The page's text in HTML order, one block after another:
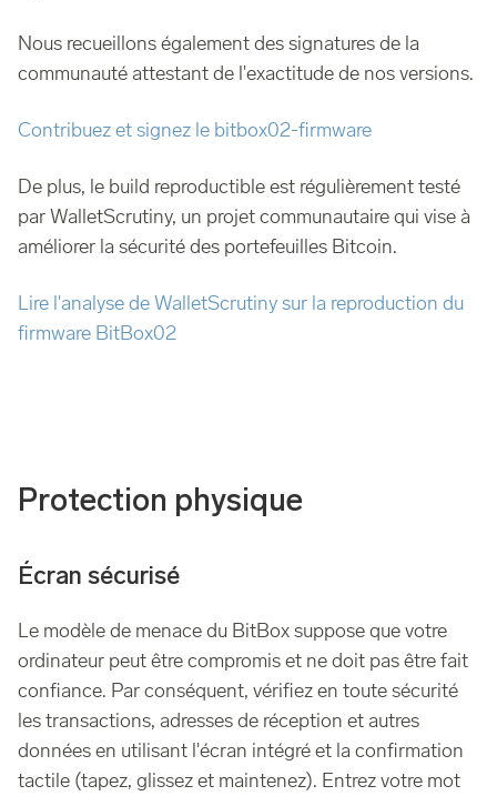
Nous recueillons également des signatures de la
communauté attestant de l'exactitude de nos versions.
Contribuez et signez le bitbox02-firmware
De plus, le build reproductible est régulièrement testé
par WalletScrutiny, un projet communautaire qui vise à
améliorer la sécurité des portefeuilles Bitcoin.
Lire l'analyse de WalletScrutiny sur la reproduction du
firmware BitBox02
Protection physique
Écran sécurisé
Le modèle de menace du BitBox suppose que votre
ordinateur peut être compromis et ne doit pas être fait
confiance. Par conséquent, vérifiez en toute sécurité
les transactions, adresses de réception et autres
données en utilisant l'écran intégré et la confirmation
tactile (tapez, glissez et maintenez). Entrez votre mot